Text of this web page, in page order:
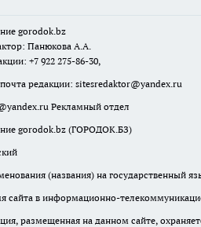
gorodok.bz
Панюкова А.А.
+7 922 275-86-30,
редакции: sitesredaktor@yandex.ru
Рекламный отдел
gorodok.bz (ГОРОДОК.БЗ)
(названия) на государственный
сайта в информационно-
размещенная на данном сайте,